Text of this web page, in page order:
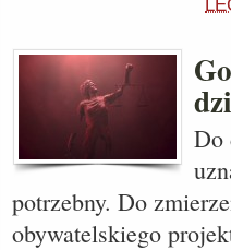
Do
potrzebny. Do
obywatelskiego